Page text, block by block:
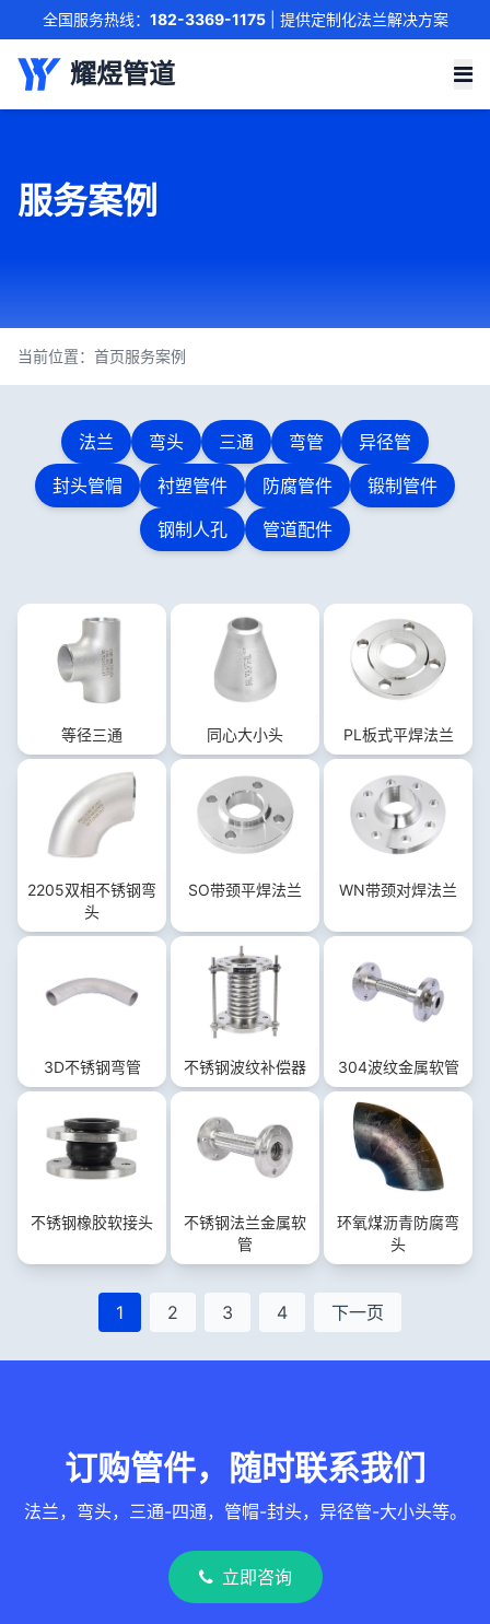
全国服务热线： 182-3369-1175| 提供定制化法兰解决方案
耀煜管道
联系我们
服务案例
当前位置： 首页服务案例
法兰 弯头 三通 弯管
异径管
封头管帽
衬塑管件 防腐管件
锻制管件
钢制人孔
管道配件
等径三通 同心大小头 PL板式平焊法兰
2205双相不锈钢弯
头
SO带颈平焊法兰 WN带颈对焊法兰
3D不锈钢弯管 不锈钢波纹补偿器 304波纹金属软管
不锈钢橡胶软接头
不锈钢法兰金属软
管
环氧煤沥青防腐弯
头
1 2 3 4 下一页
订购管件，随时联系我们
法兰，弯头，三通-四通，管帽-封头，异径管-大小头等。
立即咨询